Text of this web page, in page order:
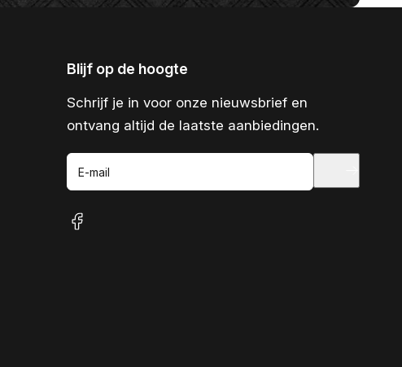
Blijf op de hoogte
Schrijf je in voor onze nieuwsbrief en
ontvang altijd de laatste aanbiedingen.
E-mail
facebook